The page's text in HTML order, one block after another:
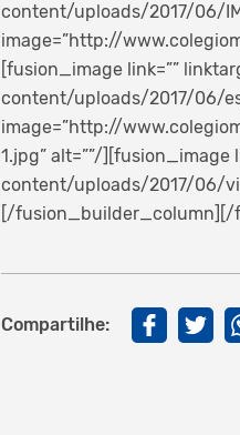
content/uploads/2017/06/
image=”http://
[fusion_image link=””
content/uploads/2017/06/
image=”http://
1.jpg” alt=””/
content/uploads/2017/06/
[/
Compartilhe: